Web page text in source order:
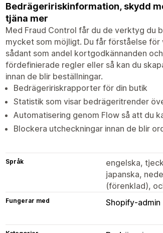
Bedrägeririskinformation, skydd
tjäna mer
Med Fraud Control får du de verktyg du
mycket som möjligt. Du får förståelse
sådant som andel kortgodkännanden
fördefinierade regler eller så kan du
innan de blir beställningar.
Bedrägeririskrapporter för din butik
Statistik som visar bedrägeritrender
Automatisering genom Flow så att du
Blockera utcheckningar innan de blir
Språk
engelska,
japanska,
(förenklad),
Fungerar med Shopify-admin